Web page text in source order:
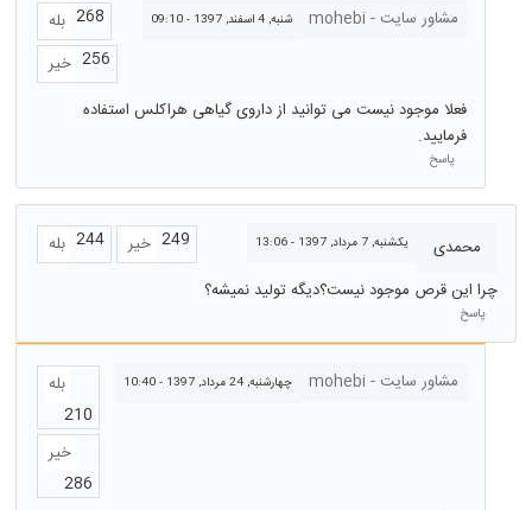
مشاور سایت - mohebi شنبه, 4 اسفند, 1397 - 09:10 بله 268
خیر 256
فعلا موجود نیست می توانید از داروی گیاهی هراکلس استفاده
فرمایید.
پاسخ
محمدی يكشنبه, 7 مرداد, 1397 - 13:06 بله 244 خیر 249
چرا این قرص موجود نیست؟دیگه تولید نمیشه؟
پاسخ
مشاور سایت - mohebi چهارشنبه, 24 مرداد, 1397 - 10:40
بله
210
خیر
286